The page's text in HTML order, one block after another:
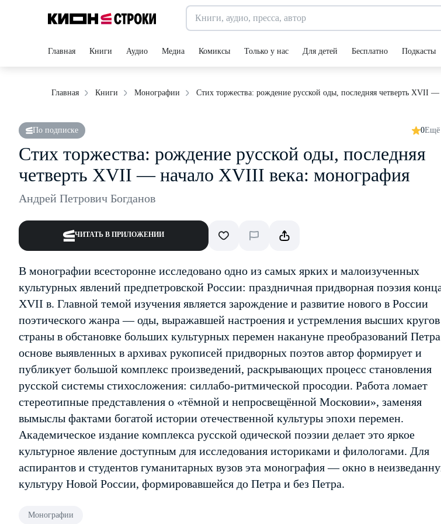
Главная Книги Аудио Медиа Комиксы Только у нас Для детей Бесплатно Подкасты
Главная Книги Монографии Стих торжества: рождение русской оды, последняя четверть XVII
По подписке 0Ещё
Стих торжества: рождение русской оды, последняя
четверть XVII — начало XVIII века: монография
Андрей Петрович Богданов
ЧИТАТЬ В ПРИЛОЖЕНИИ
В монографии всесторонне исследовано одно из самых ярких и малоизученных
культурных явлений предпетровской России: праздничная придворная поэзия
XVII в. Главной темой изучения является зарождение и развитие нового в России
поэтического жанра — оды, выражавшей настроения и устремления высших кругов
страны в обстановке больших культурных перемен накануне преобразований
основе выявленных в архивах рукописей придворных поэтов автор формирует и
публикует большой комплекс произведений, раскрывающих процесс становления
русской системы стихосложения: силлабо-ритмической просодии. Работа ломает
стереотипные представления о «тёмной и непросвещённой Московии», заменяя
вымыслы фактами богатой истории отечественной культуры эпохи перемен.
Академическое издание комплекса русской одической поэзии делает это яркое
культурное явление доступным для исследования историками и филологами. Для
аспирантов и студентов гуманитарных вузов эта монография — окно в
культуру Новой России, формировавшейся до Петра и без Петра.
Монографии